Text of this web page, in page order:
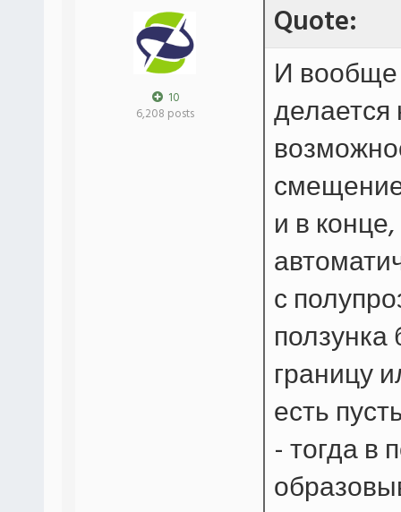
10
6,208 posts
Quote:
И вообще
и в
с
ползунка
границу
есть
- тогда в